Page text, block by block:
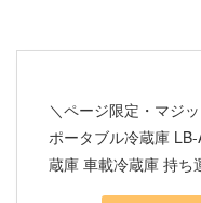
＼ページ限定・マジ
ポータブル冷蔵庫
蔵庫 車載冷蔵庫 持ち